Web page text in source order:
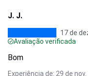
J. J.
17 de
Avaliação verificada
Bom
Experiência de: 29 de